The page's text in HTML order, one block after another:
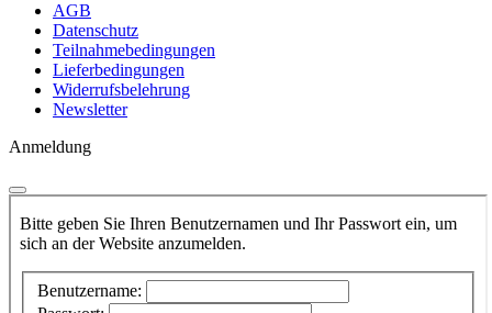
AGB
Datenschutz
Teilnahmebedingungen
Lieferbedingungen
Widerrufsbelehrung
Newsletter
Anmeldung